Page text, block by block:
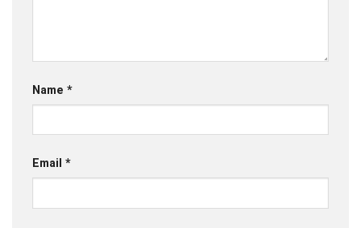
Name *
Email *